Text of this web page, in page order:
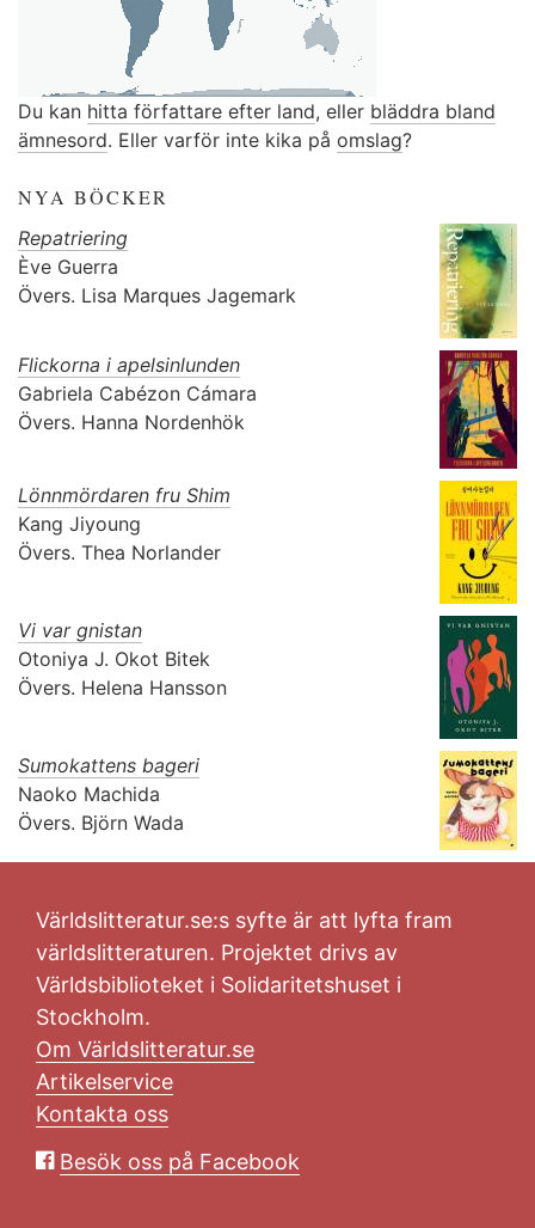
Du kan hitta författare efter land, eller bläddra bland
ämnesord. Eller varför inte kika på omslag?
NYA BÖCKER
Repatriering
Ève Guerra
Övers. Lisa Marques Jagemark
Flickorna i apelsinlunden
Gabriela Cabézon Cámara
Övers. Hanna Nordenhök
Lönnmördaren fru Shim
Kang Jiyoung
Övers. Thea Norlander
Vi var gnistan
Otoniya J. Okot Bitek
Övers. Helena Hansson
Sumokattens bageri
Naoko Machida
Övers. Björn Wada
Världslitteratur.se:s syfte är att lyfta fram
världslitteraturen. Projektet drivs av
Världsbiblioteket i Solidaritetshuset i
Stockholm.
Om Världslitteratur.se
Artikelservice
Kontakta oss
Besök oss på Facebook